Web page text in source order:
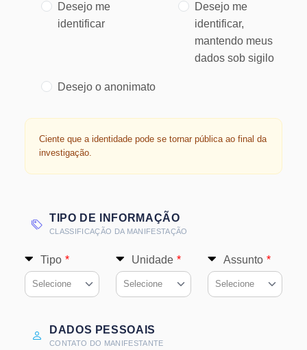
Desejo me
identificar
Desejo me
identificar,
mantendo meus
dados sob sigilo
Desejo o anonimato
Ciente que a identidade pode se tornar pública ao final da
investigação.
TIPO DE INFORMAÇÃO
CLASSIFICAÇÃO DA MANIFESTAÇÃO
Tipo *
Selecione
Unidade *
Selecione
Assunto *
Selecione
DADOS PESSOAIS
CONTATO DO MANIFESTANTE